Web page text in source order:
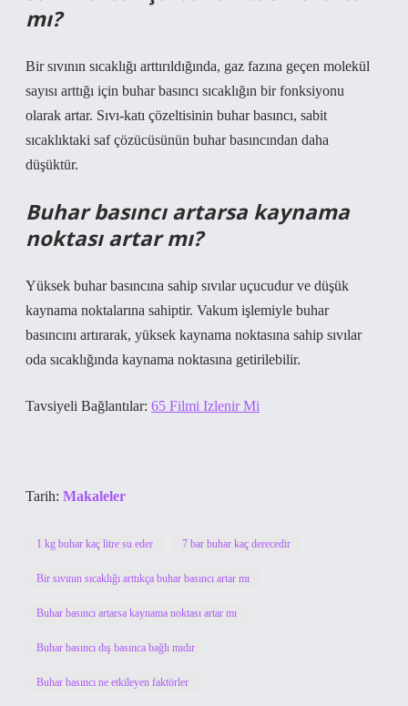
mı?
Bir sıvının sıcaklığı arttırıldığında, gaz fazına geçen molekül
sayısı arttığı için buhar basıncı sıcaklığın bir fonksiyonu
olarak artar. Sıvı-katı çözeltisinin buhar basıncı, sabit
sıcaklıktaki saf çözücüsünün buhar basıncından daha
düşüktür.
Buhar basıncı artarsa kaynama
noktası artar mı?
Yüksek buhar basıncına sahip sıvılar uçucudur ve düşük
kaynama noktalarına sahiptir. Vakum işlemiyle buhar
basıncını artırarak, yüksek kaynama noktasına sahip sıvılar
oda sıcaklığında kaynama noktasına getirilebilir.
Tavsiyeli Bağlantılar: 65 Filmi Izlenir Mi
Tarih: Makaleler
1 kg buhar kaç litre su eder 7 bar buhar kaç derecedir
Bir sıvının sıcaklığı arttıkça buhar basıncı artar mı
Buhar basıncı artarsa kaynama noktası artar mı
Buhar basıncı dış basınca bağlı mıdır
Buhar basıncı ne etkileyen faktörler